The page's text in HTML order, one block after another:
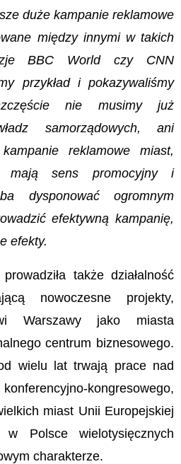
duże kampanie reklamowe
między innymi w takich
BBC World czy CNN
przykład i pokazywaliśmy
nie musimy już
samorządowych, ani
reklamowe miast,
mają sens promocyjny i
dysponować ogromnym
efektywną kampanię,
efekty.
także działalność
nowoczesne projekty,
Warszawy jako miasta
centrum biznesowego.
wielu lat trwają prace nad
kongresowego,
miast Unii Europejskiej
w Polsce wielotysięcznych
charakterze.